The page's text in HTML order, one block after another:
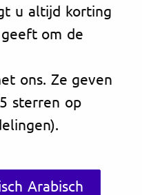
u altijd korting
om de
ons. Ze geven
sterren op
Arabisch